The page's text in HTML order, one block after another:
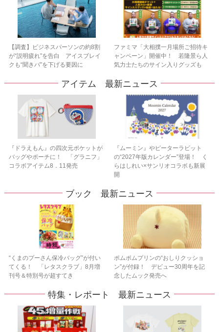
【調査】ビジネスパーソンの約8割
が“説明疲れ”を告白 アイスブレイ
クも“聞きパ”を下げる要因に
ファミマ「大相撲一月場所ご招待キ
ャンペーン」開催中！ 若隆景ら人
気力士たちのサイン入りグッズも
アイテム 最新ニュース
『ドラえもん』の四次元ポケットが
バッグやポーチに！ 「グラニフ」
コラボアイテム8．11発売
『ムーミン』やピーターラビット
の“2027年版カレンダー”登場！ く
らはしれい×サンリオコラボも新展
開
ブック 最新ニュース
“くまのプーさん保冷バッグ”が付い
てくる！ 「レタスクラブ」8月増
刊号＆特別号が超すてき
ポムポムプリンの“おしりクッショ
ン”が付録！ デビュー30周年を記
念したムック発売へ
特集・レポート 最新ニュース